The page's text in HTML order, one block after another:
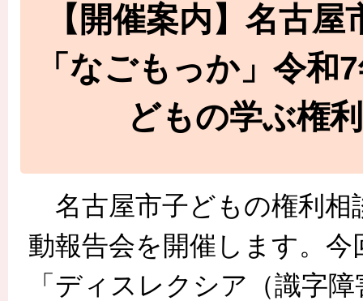
【開催案内】名古
「なごもっか」令和
どもの学ぶ権
名古屋市子どもの権利相
動報告会を開催します。
「ディスレクシア（識字